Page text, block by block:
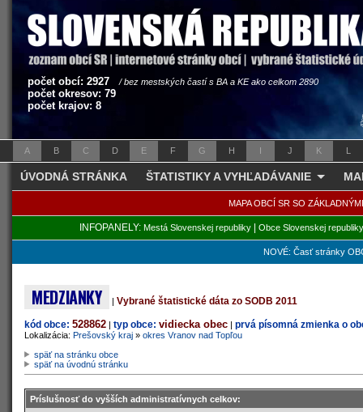
počet obcí: 2927 / bez mestských častí s BA a KE ako celkom 2890
počet okresov: 79
počet krajov: 8
A B C D E F G H I J K L
ÚVODNÁ STRÁNKA ŠTATISTIKY A VYHĽADÁVANIE
MAPA OBCÍ SR SO
INFOPANELY: Mestá Slovenskej republiky| Obce Slovenskej republiky
NOVÉ: Časť stránky
MEDZIANKY | Vybrané štatistické dáta zo SODB 2011
kód obce: 528862 | typ obce: vidiecka obec | prvá písomná zmienka o
Lokalizácia: Prešovský kraj » okres Vranov nad Topľou
späť na stránku obce
späť na úvodnú stránku
Príslušnosť do vyšších administratívnych celkov: